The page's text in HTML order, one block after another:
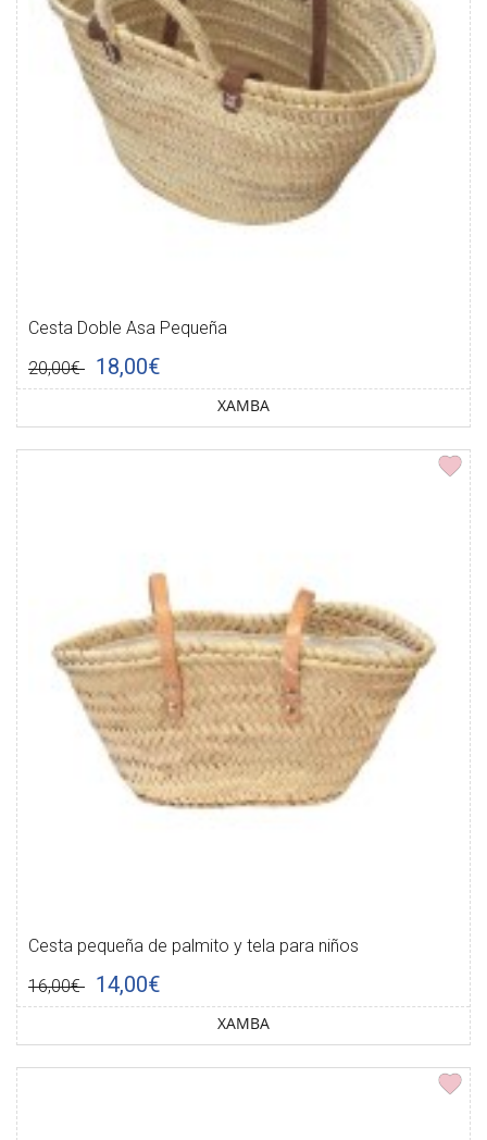
Cesta Doble Asa Pequeña
20,00€ 18,00€
XAMBA
Cesta pequeña de palmito y tela para niños
16,00€ 14,00€
XAMBA